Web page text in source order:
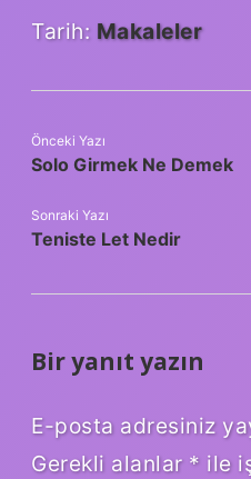
Tarih: Makaleler
Önceki Yazı
Solo Girmek Ne Demek
Sonraki Yazı
Teniste Let Nedir
Bir yanıt yazın
E-posta adresiniz
Gerekli alanlar * ile